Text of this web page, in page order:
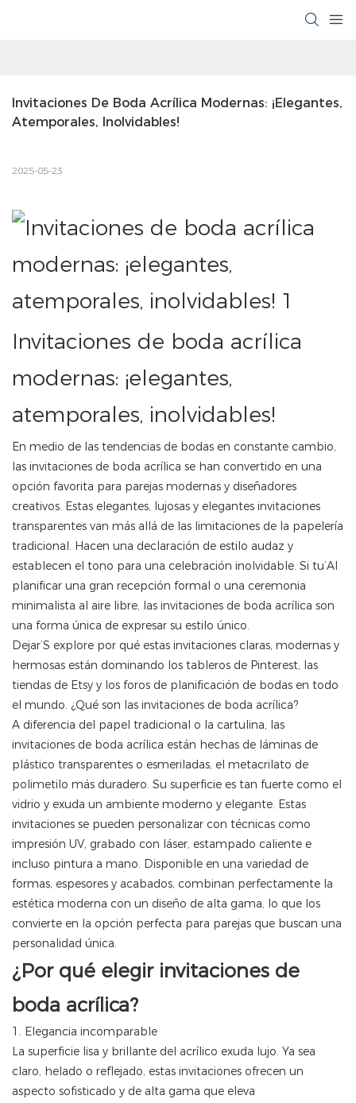
Invitaciones De Boda Acrílica Modernas: ¡elegantes,
Atemporales, Inolvidables!
2025-05-23
Invitaciones de boda acrílica
modernas: ¡elegantes,
atemporales, inolvidables!
En medio de las tendencias de bodas en constante cambio,
las invitaciones de boda acrílica se han convertido en una
opción favorita para parejas modernas y diseñadores
creativos. Estas elegantes, lujosas y elegantes invitaciones
transparentes van más allá de las limitaciones de la papelería
tradicional. Hacen una declaración de estilo audaz y
establecen el tono para una celebración inolvidable. Si tu’Al
planificar una gran recepción formal o una ceremonia
minimalista al aire libre, las invitaciones de boda acrílica son
una forma única de expresar su estilo único.
Dejar’S explore por qué estas invitaciones claras, modernas y
hermosas están dominando los tableros de Pinterest, las
tiendas de Etsy y los foros de planificación de bodas en todo
el mundo. ¿Qué son las invitaciones de boda acrílica?
A diferencia del papel tradicional o la cartulina, las
invitaciones de boda acrílica están hechas de láminas de
plástico transparentes o esmeriladas, el metacrilato de
polimetilo más duradero. Su superficie es tan fuerte como el
vidrio y exuda un ambiente moderno y elegante. Estas
invitaciones se pueden personalizar con técnicas como
impresión UV, grabado con láser, estampado caliente e
incluso pintura a mano. Disponible en una variedad de
formas, espesores y acabados, combinan perfectamente la
estética moderna con un diseño de alta gama, lo que los
convierte en la opción perfecta para parejas que buscan una
personalidad única.
¿Por qué elegir invitaciones de
boda acrílica?
1. Elegancia incomparable
La superficie lisa y brillante del acrílico exuda lujo. Ya sea
claro, helado o reflejado, estas invitaciones ofrecen un
aspecto sofisticado y de alta gama que eleva